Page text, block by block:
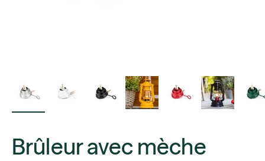
Brûleur avec mèche